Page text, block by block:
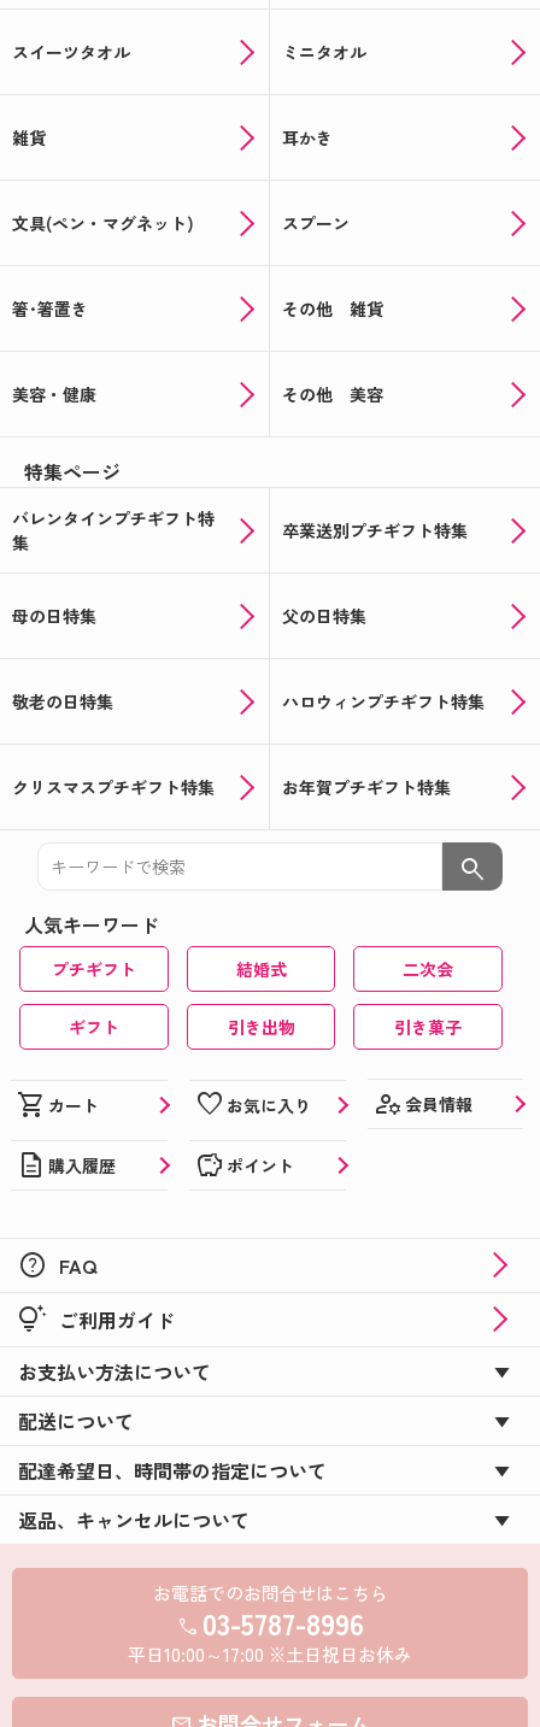
スイーツタオル ミニタオル
雑貨 耳かき
文具(ペン・マグネット) スプーン
箸･箸置き その他 雑貨
美容・健康 その他 美容
特集ページ
バレンタインプチギフト特
集
卒業送別プチギフト特集
母の日特集 父の日特集
敬老の日特集 ハロウィンプチギフト特集
クリスマスプチギフト特集 お年賀プチギフト特集
search
人気キーワード
プチギフト 結婚式 二次会
ギフト 引き出物 引き菓子
shopping_cart カート favorite お気に入り manage_accounts 会員情報
description 購入履歴 savings ポイント
help FAQ
tips_and_updates ご利用ガイド
お支払い方法について
配送について
配達希望日、時間帯の指定について
返品、キャンセルについて
お電話でのお問合せはこちら
call 03-5787-8996
平日10:00～17:00 ※土日祝日お休み